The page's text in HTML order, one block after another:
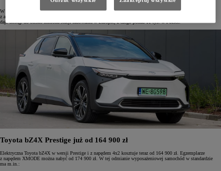
W salonach Toyoty można zamówić domową stację ładowania Toyota HomeCharge, która jest kompatybilna
z aplikacją MyToyota. Samochód ma też kartę RFID z programu Toyota Charging Network, której aktywacja
daje dostęp do blisko miliona stacji ładowania w Europie, z czego ponad 11 tys. w Polsce.
Toyota bZ4X Prestige już od 164 900 zł
Elektryczna Toyota bZ4X w wersji Prestige i z napędem 4x2 kosztuje teraz od 164 900 zł. Egzemplarze
z napędem XMODE można nabyć od 174 900 zł. W tej odmianie wyposażeniowej samochód w standardzie
ma m.in.: